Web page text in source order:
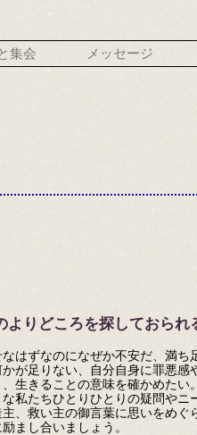
集会 メッセージ
よりどころを探しておられ
なはずなのになぜか不安だ、満ち
かが足りない、自分自身に罪悪感
、生きることの意味を確かめたい
な私たちひとりひとりの疑問やニ
主、救い主の御言葉に思いをめ
まし合いましょう。